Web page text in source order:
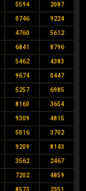
5594 2087
0746 9224
4760 5612
6841 8796
5462 4383
9674 0447
5257 6985
8160 3654
9309 4815
5016 3702
9209 8143
3562 2467
7202 4859
8573 2351